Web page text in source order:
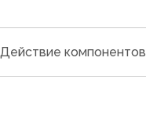
Действие компонентов